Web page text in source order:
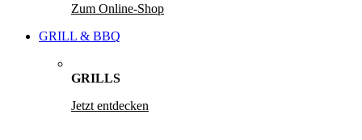
Zum Online-Shop
GRILL & BBQ
GRILLS
Jetzt entdecken